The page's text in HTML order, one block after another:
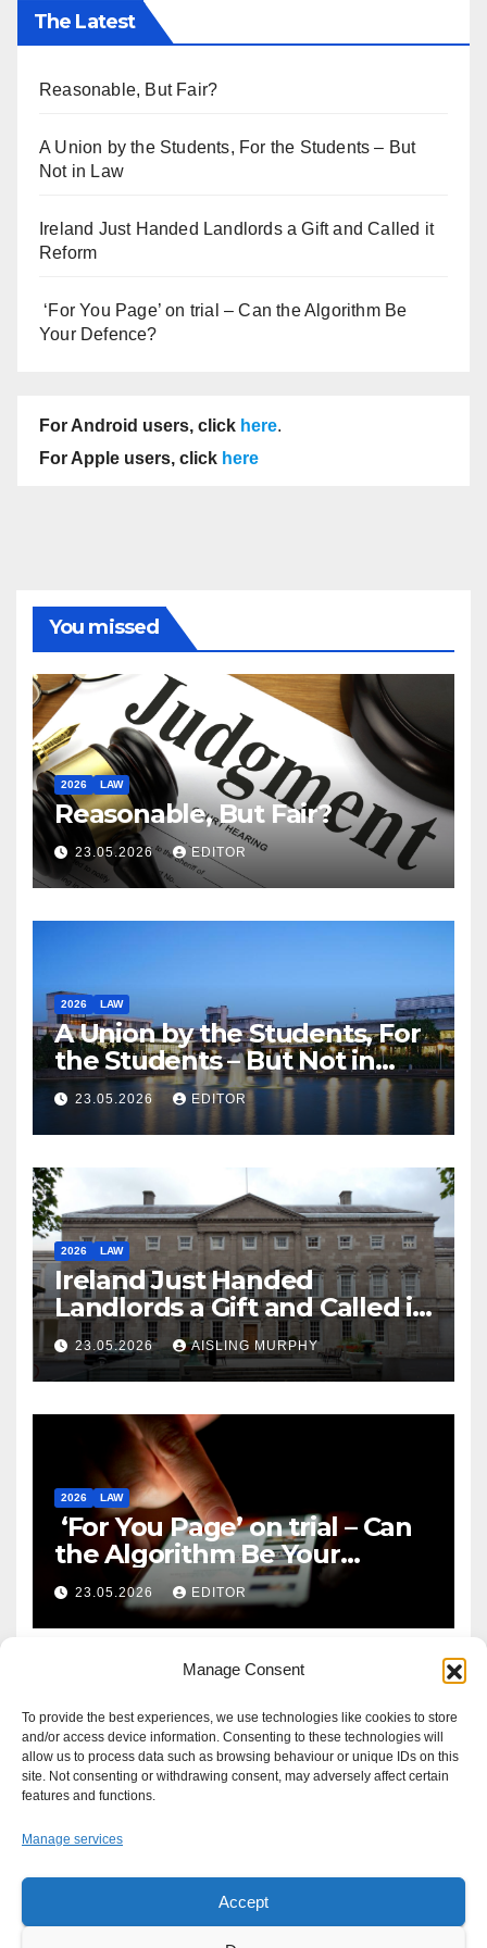
Manage Consent
To provide the best experiences, we use technologies like cookies to store
and/or access device information. Consenting to these technologies will
allow us to process data such as browsing behaviour or unique IDs on this
site. Not consenting or withdrawing consent, may adversely affect certain
features and functions.
Manage services
Accept
The Latest
Reasonable, But Fair?
A Union by the Students, For the Students – But
Not in Law
Ireland Just Handed Landlords a Gift and Called it
Reform
‘For You Page’ on trial – Can the Algorithm Be
Your Defence?
For Android users, click here.
For Apple users, click here
You missed
2026 LAW
Reasonable, But Fair?
23.05.2026 EDITOR
2026 LAW
A Union by the Students, For
the Students – But Not in
Law
23.05.2026 EDITOR
2026 LAW
Ireland Just Handed
Landlords a Gift and Called it
Reform
23.05.2026 AISLING MURPHY
2026 LAW
‘For You Page’ on trial – Can
the Algorithm Be Your
Defence?
23.05.2026 EDITOR
Proudly powered by WordPress